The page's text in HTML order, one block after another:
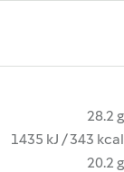
28.2 g
1435 kJ / 343 kcal
20.2 g